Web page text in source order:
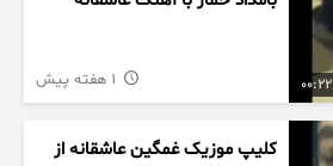
00:22
کلیپ موزیک غمگین عاشقانه از